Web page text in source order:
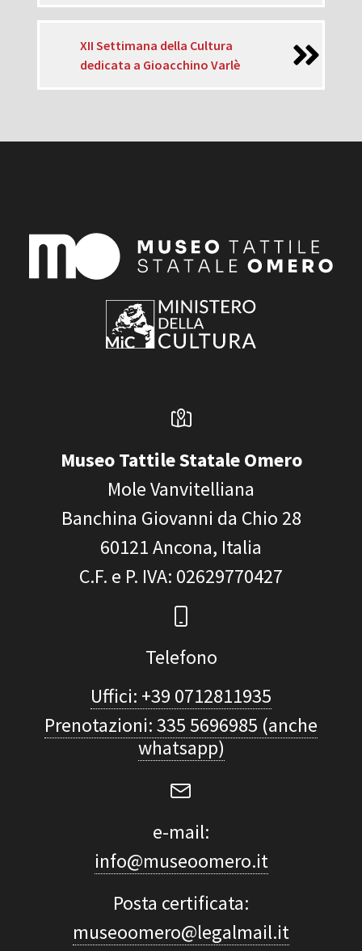
XII Settimana della Cultura
dedicata a Gioacchino Varlè
Museo Tattile Statale Omero
Mole Vanvitelliana
Banchina Giovanni da Chio 28
60121Ancona, Italia
C.F. e P. IVA: 02629770427
Telefono
Uffici: +39 0712811935
Prenotazioni: 335 5696985 (anche
whatsapp)
e-mail:
info@museoomero.it
Posta certificata:
museoomero@legalmail.it